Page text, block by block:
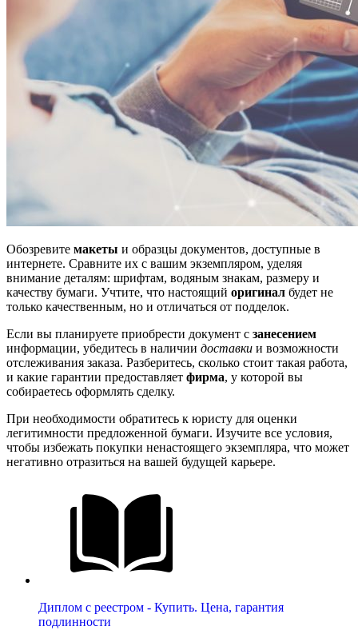
Обозревите макеты и образцы документов, доступные в
интернете. Сравните их с вашим экземпляром, уделяя
внимание деталям: шрифтам, водяным знакам, размеру и
качеству бумаги. Учтите, что настоящий оригинал будет не
только качественным, но и отличаться от подделок.
Если вы планируете приобрести документ с занесением
информации, убедитесь в наличии доставки и возможности
отслеживания заказа. Разберитесь, сколько стоит такая работа,
и какие гарантии предоставляет фирма, у которой вы
собираетесь оформлять сделку.
При необходимости обратитесь к юристу для оценки
легитимности предложенной бумаги. Изучите все условия,
чтобы избежать покупки ненастоящего экземпляра, что может
негативно отразиться на вашей будущей карьере.
Диплом с реестром - Купить. Цена, гарантия
подлинности